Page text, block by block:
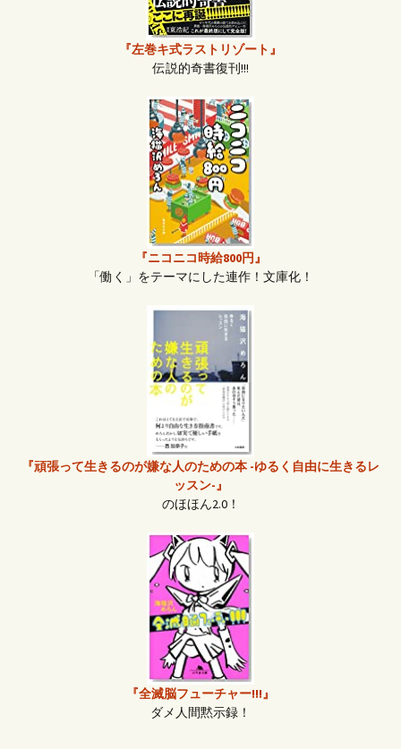
『左巻キ式ラストリゾート』
伝説的奇書復刊!!!
『ニコニコ時給800円』
「働く」をテーマにした連作！文庫化！
『頑張って生きるのが嫌な人のための本 -ゆるく自由に生きるレ
ッスン-』
のほほん2.0！
『全滅脳フューチャー!!!』
ダメ人間黙示録！